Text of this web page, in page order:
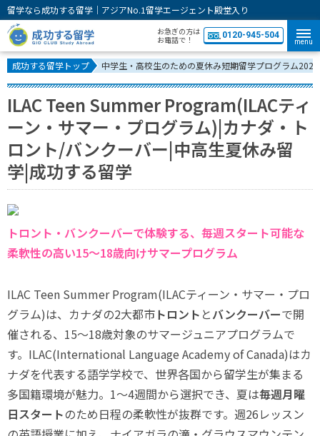
留学なら成功する留学｜アジアNo.1留学エージェント殿堂入り
お急ぎの方は
お電話で！
0120-945-504
menu
成功する留学トップ 中学生・高校生のための夏休み短期留学プログラム2026
ILAC Teen Summer Program(ILACティ
ーン・サマー・プログラム)|カナダ・ト
ロント/バンクーバー|中高生夏休み留
学|成功する留学
トロント・バンクーバーで体験する、毎週スタート可能な
柔軟性の高い15〜18歳向けサマープログラム
ILAC Teen Summer Program(ILACティーン・サマー・プロ
グラム)は、カナダの2大都市トロント とバンクーバーで開
催される、15〜18歳対象のサマージュニアプログラムで
す。ILAC(International Language Academy of Canada)はカ
ナダを代表する語学学校で、世界各国から留学生が集まる
多国籍環境が魅力。1〜4週間から選択でき、夏は毎週月曜
日スタートのため日程の柔軟性が抜群です。週26レッスン